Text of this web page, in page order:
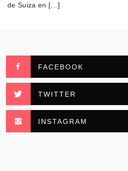
de Suiza en […]
FACEBOOK
TWITTER
INSTAGRAM